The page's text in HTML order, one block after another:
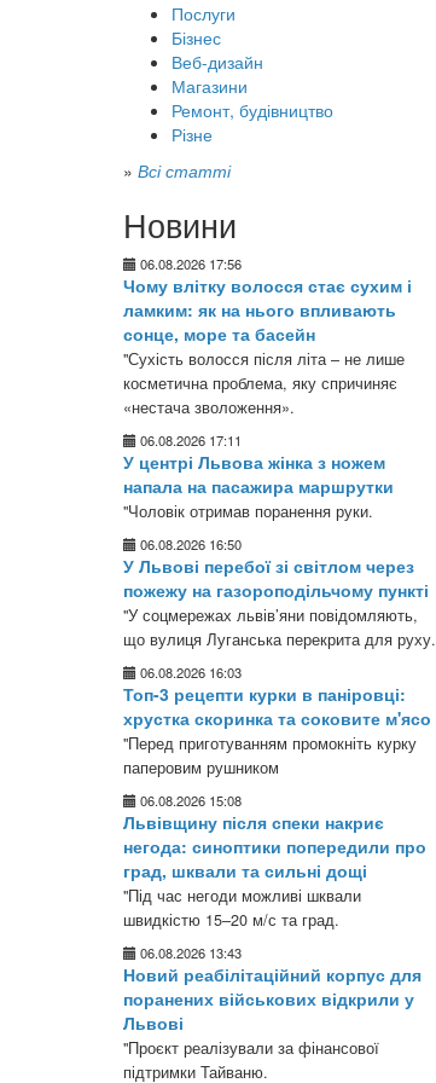
Послуги
Бізнес
Веб-дизайн
Магазини
Ремонт, будівництво
Різне
» Всі статті
Новини
06.08.2026 17:56
Чому влітку волосся стає сухим і
ламким: як на нього впливають
сонце, море та басейн
"Сухість волосся після літа – не лише
косметична проблема, яку спричиняє
«нестача зволоження».
06.08.2026 17:11
У центрі Львова жінка з ножем
напала на пасажира маршрутки
"Чоловік отримав поранення руки.
06.08.2026 16:50
У Львові перебої зі світлом через
пожежу на газороподільчому пункті
"У соцмережах львів’яни повідомляють,
що вулиця Луганська перекрита для руху.
06.08.2026 16:03
Топ-3 рецепти курки в паніровці:
хрустка скоринка та соковите м'ясо
"Перед приготуванням промокніть курку
паперовим рушником
06.08.2026 15:08
Львівщину після спеки накриє
негода: синоптики попередили про
град, шквали та сильні дощі
"Під час негоди можливі шквали
швидкістю 15–20 м/с та град.
06.08.2026 13:43
Новий реабілітаційний корпус для
поранених військових відкрили у
Львові
"Проєкт реалізували за фінансової
підтримки Тайваню.